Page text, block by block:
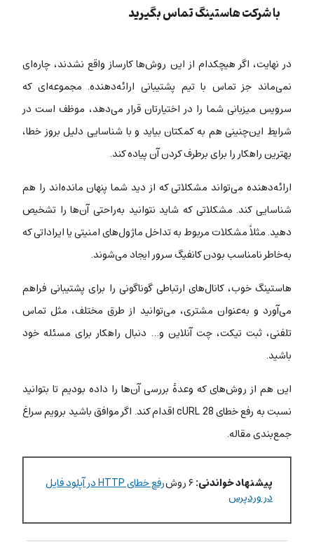
با شرکت هاستینگ تماس بگیرید
در نهایت، اگر هیچکدام از این روش‌ها کارساز واقع نشدند، چاره‌ای
نمی‌ماند جز تماس با تیم پشتیبانی ارائه‌دهنده. مجموعه‌ای که
سرویس میزبانی شما را در اختیارتان قرار می‌دهد، موظف است در
شرایط این‌چنینی هم به کمکتان بیاید و با شناسایی دلیل بروز خطا،
بهترین راهکار را برای برطرف کردن آن پیاده کند.
ارائه‌دهنده می‌تواند مشکلاتی که از دید شما پنهان مانده‌اند را هم
شناسایی کند. مشکلاتی که شاید نتوانید به‌راحتی آن‌ها را تشخیص
دهید. مثلاً مشکلات مربوط به تداخل ماژول‌های امنیتی یا ایراداتی که
به‌خاطر نامناسب بودن کانفیگ سرور ایجاد می‌شوند.
هاستینگ خوب، کانال‌های ارتباطی گوناگونی را برای پشتیبانی فراهم
می‌آورد و به‌عنوان مشتری، می‌توانید از طرق مختلف، مثل تماس
تلفنی، ثبت تیکت، چت آنلاین و… دنبال راهکار برای مسئله خود
باشید.
این هم از روش‌های که وعدۀ بررسی آن‌ها را داده بودیم تا بتوانید
نسبت به رفع خطای cURL 28 اقدام کند. اگر موافق باشید برویم سراغ
جمع‌بندی مقاله.
پیشنهاد خواندنی:۶ روش رفع خطای HTTP در آپلود فایل
در وردپرس